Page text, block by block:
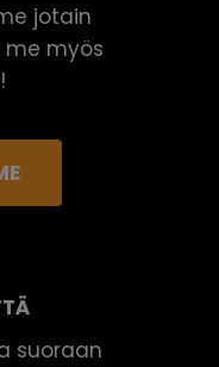
jotain
myös
suoraan